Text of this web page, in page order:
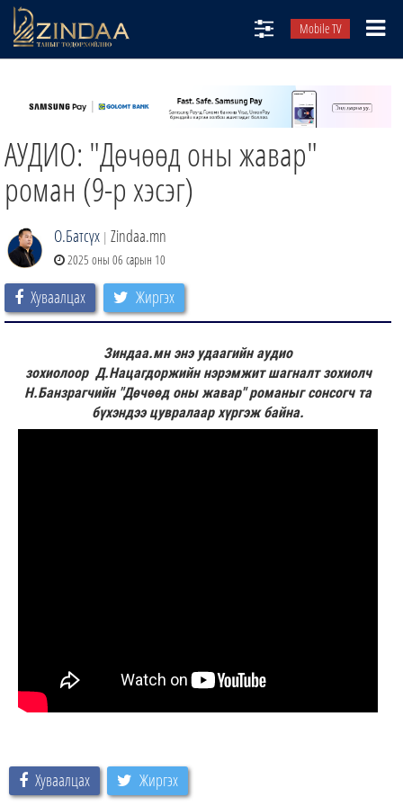
Mobile TV
ТВ8
ӨГЛӨӨНИЙ СОНИН
АУДИО ЗОХИОЛ
АУДИО: "Дөчөөд оны жавар"
роман (9-р хэсэг)
О.Батсүх | Zindaa.mn
2025 оны 06 сарын 10
Хуваалцах Жиргэх
Зиндаа.мн энэ удаагийн аудио
зохиолоор Д.Нацагдоржийн нэрэмжит шагналт зохиолч
Н.Банзрагчийн "Дөчөөд оны жавар" романыг сонсогч та
бүхэндээ цувралаар хүргэж байна.
Хуваалцах Жиргэх